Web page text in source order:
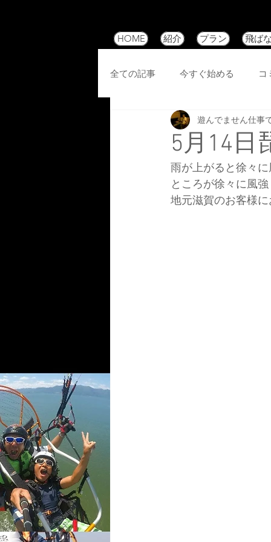
HOME 紹介 プラン 飛ば
全ての記事 今すぐ始める コ
5月14日
遊んでません仕事
雨が上がると徐々
ところが徐々に風
地元滋賀のお客様